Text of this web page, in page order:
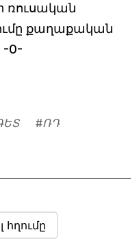
ռուսական
քաղաքական
-0-
#ՌԴ